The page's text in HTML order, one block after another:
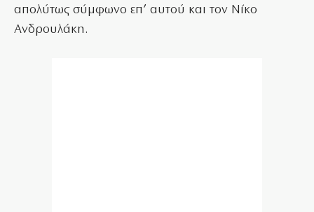
απολύτως σύμφωνο επ’ αυτού και τον Νίκο
Ανδρουλάκη.